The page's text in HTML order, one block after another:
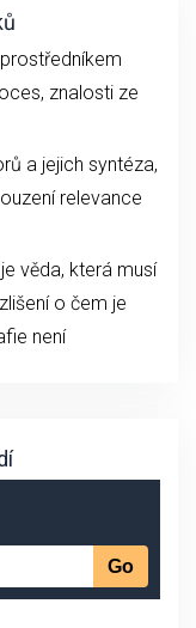
znalosti ze
a jejich syntéza,
relevance
věda, která musí
o čem je
není